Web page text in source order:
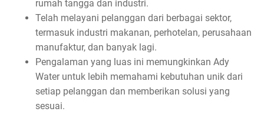
rumah tangga dan industri.
Telah melayani pelanggan dari berbagai sektor,
termasuk industri makanan, perhotelan, perusahaan
manufaktur, dan banyak lagi.
Pengalaman yang luas ini memungkinkan Ady
Water untuk lebih memahami kebutuhan unik dari
setiap pelanggan dan memberikan solusi yang
sesuai.